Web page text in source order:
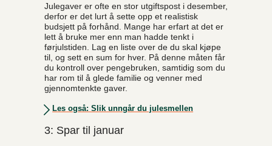
Julegaver er ofte en stor utgiftspost i desember,
derfor er det lurt å sette opp et realistisk
budsjett på forhånd. Mange har erfart at det er
lett å bruke mer enn man hadde tenkt i
førjulstiden. Lag en liste over de du skal kjøpe
til, og sett en sum for hver. På denne måten får
du kontroll over pengebruken, samtidig som du
har rom til å glede familie og venner med
gjennomtenkte gaver.
Les også: Slik unngår du julesmellen
3: Spar til januar